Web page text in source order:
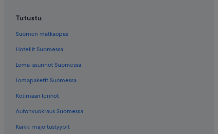
Tutustu
Suomen matkaopas
Hotellit Suomessa
Loma-asunnot Suomessa
Lomapaketit Suomessa
Kotimaan lennot
Autonvuokraus Suomessa
Kaikki majoitustyypit